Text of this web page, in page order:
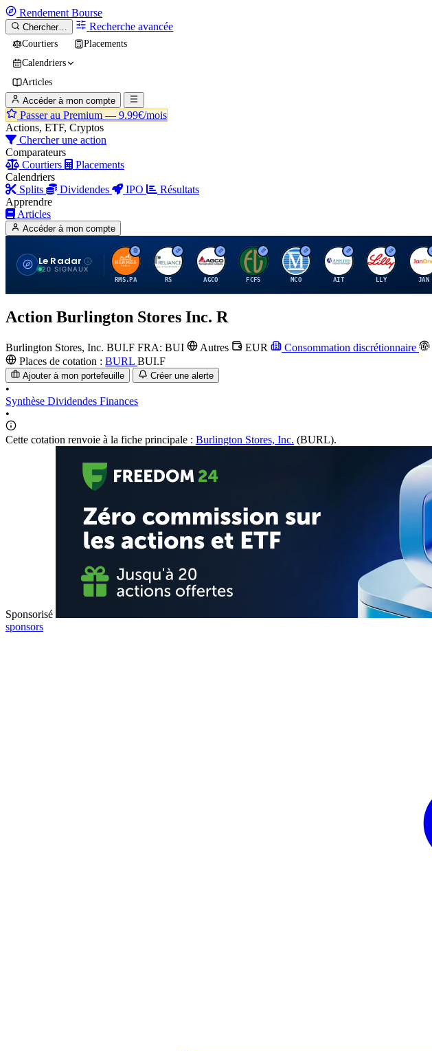
Rendement Bourse
Chercher… Recherche avancée
Courtiers
Placements
Calendriers
Articles
Accéder à mon compte
Passer au Premium — 9.99€/mois
Actions, ETF, Cryptos
Chercher une action
Comparateurs
Courtiers
Placements
Calendriers
Splits
Dividendes IPO
Résultats
Apprendre
Articles
Accéder à mon compte
Le Radar
20 SIGNAUX
H
RMS.PA
R
RS
A
AGCO
F
FCFS
M
MCO
A
AIT
E
LLY
J
JAN
Action Burlington Stores Inc. R
Burlington Stores, Inc. BUI.F FRA: BUI Autres EUR Consommation discrétionnaire
Places de cotation : BURL BUI.F
Ajouter à mon portefeuille Créer une alerte
•
Synthèse Dividendes Finances
•
Cette cotation renvoie à la fiche principale : Burlington Stores, Inc. (BURL).
Sponsorisé
sponsors